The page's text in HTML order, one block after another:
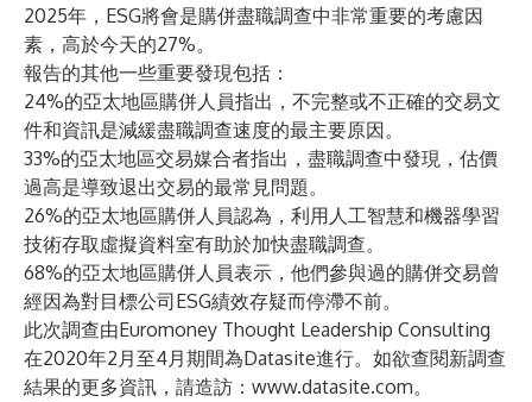
2025年，ESG將會是購併盡職調查中非常重要的考慮因
素，高於今天的27%。
報告的其他一些重要發現包括：
24%的亞太地區購併人員指出，不完整或不正確的交易文
件和資訊是減緩盡職調查速度的最主要原因。
33%的亞太地區交易媒合者指出，盡職調查中發現，估價
過高是導致退出交易的最常見問題。
26%的亞太地區購併人員認為，利用人工智慧和機器學習
技術存取虛擬資料室有助於加快盡職調查。
68%的亞太地區購併人員表示，他們參與過的購併交易曾
經因為對目標公司ESG績效存疑而停滯不前。
此次調查由Euromoney Thought Leadership Consulting
在2020年2月至4月期間為Datasite進行。如欲查閱新調查
結果的更多資訊，請造訪： www.datasite.com。